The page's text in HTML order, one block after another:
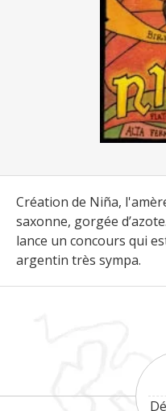
Création de Niña,
saxonne, gorgée
lance un concours qui
argentin très sympa.